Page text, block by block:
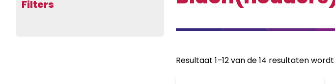
Filters
Resultaat 1–12 van de 14 resultaten